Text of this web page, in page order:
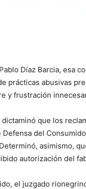
Díaz Barcia, esa
prácticas abusivas
y frustración
dictaminó que los
Defensa del
asimismo,
autorización del
el juzgado